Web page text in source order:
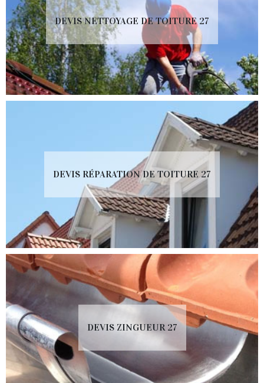
DEVIS NETTOYAGE DE TOITURE 27
DEVIS RÉPARATION DE TOITURE 27
DEVIS ZINGUEUR 27